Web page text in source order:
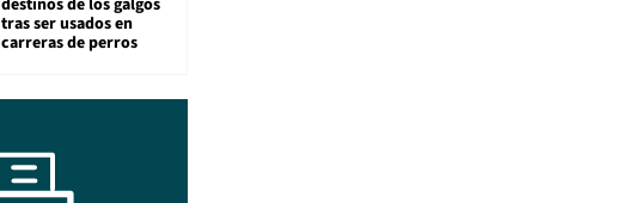
destinos de los galgos
tras ser usados en
carreras de perros